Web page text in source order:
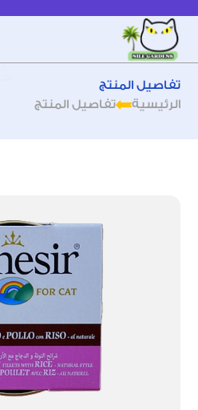
تفاصيل المنتج
الرئيسية
تفاصيل المنتج